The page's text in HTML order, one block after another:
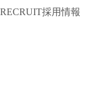
RECRUIT採用情報